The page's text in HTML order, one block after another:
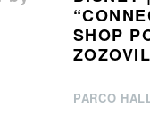
SHOP
PARCO